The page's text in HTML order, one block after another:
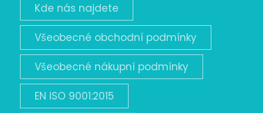
Kde nás najdete
Všeobecné obchodní podmínky
Všeobecné nákupní podmínky
EN ISO 9001:2015